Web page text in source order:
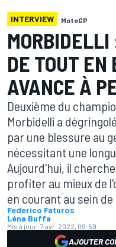
INTERVIEW MotoGP
DE TOUT EN
AVANCE À
Deuxième du
Morbidelli a
par une blessure au
nécessitant une
Aujourd'hui, il
profiter au mieux de
en courant au sein
Federico Faturos
Léna Buffa
Mis à jour: 7 avr. 2022, 09:59
AJOUTER